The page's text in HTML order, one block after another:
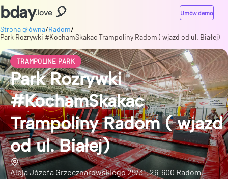
bday.love 🎈 Umów demo
Strona główna/Radom/
Park Rozrywki #KochamSkakac Trampoliny Radom ( wjazd od ul. Białej)
TRAMPOLINE PARK
Park Rozrywki
#KochamSkakac
Trampoliny Radom ( wjazd
od ul. Białej)
Aleja Józefa Grzecznarowskiego 29/31, 26-600 Radom,